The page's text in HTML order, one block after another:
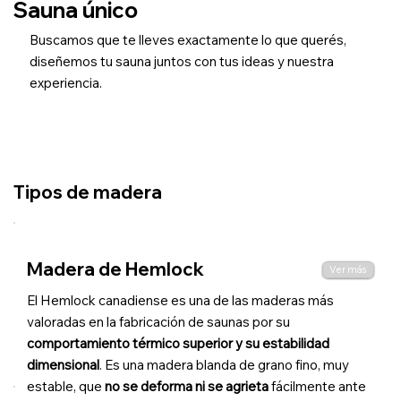
Sauna único
Buscamos que te lleves exactamente lo que querés,
diseñemos tu sauna juntos con tus ideas y nuestra
experiencia.
Tipos de madera
Madera de Hemlock Ver más
El Hemlock canadiense es una de las maderas más
valoradas en la fabricación de saunas por su
comportamiento térmico superior y su estabilidad
dimensional. Es una madera blanda de grano fino, muy
estable, que no se deforma ni se agrietafácilmente ante